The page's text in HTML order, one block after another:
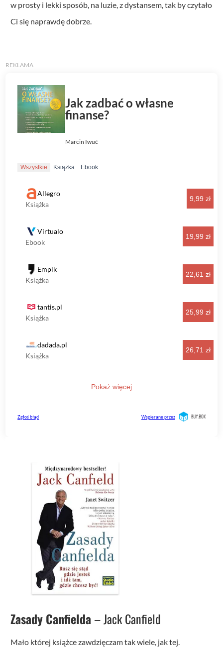
w prosty i lekki sposób, na luzie, z dystansem, tak by czytało
Ci się naprawdę dobrze.
Zasady Canfielda – Jack Canfield
Mało której książce zawdzięczam tak wiele, jak tej.